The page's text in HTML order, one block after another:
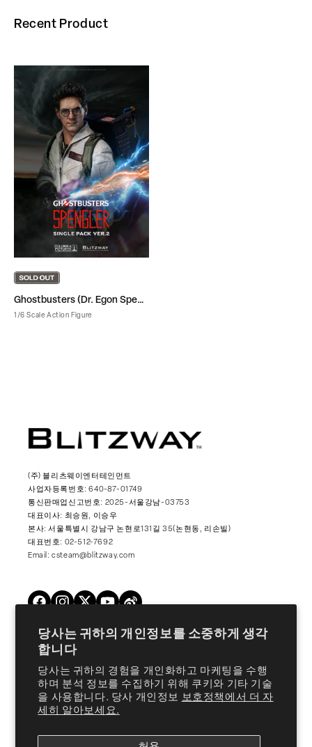
당사는 귀하의 개인정보를 소중하게 생각
합니다
당사는 귀하의 경험을 개인화하고 마케팅을 수행
하며 분석 정보를 수집하기 위해 쿠키와 기타 기술
을 사용합니다. 당사 개인정보 보호정책에서 더 자
세히 알아보세요.
Recent Product
Ghostbusters (Dr. Egon Spengler Single Pack ver.2)
1/6 Scale Action Figure
(주) 블리츠웨이엔터테인먼트
사업자등록번호: 640-87-01749
통신판매업신고번호: 2025-서울강남-03753
대표이사: 최승원, 이승우
본사: 서울특별시 강남구 논현로131길 35(논현동, 리손빌)
대표번호: 02-512-7692
Email: csteam@blitzway.com
Products
About Us